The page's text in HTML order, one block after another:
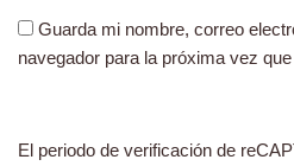
Guarda mi nombre, correo
navegador para la próxima vez
El periodo de verificación de